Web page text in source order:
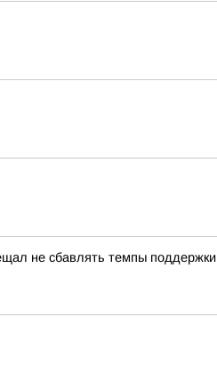
не сбавлять темпы поддержки